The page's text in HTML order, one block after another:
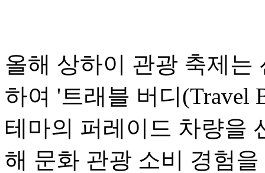
올해 상하이 관광 축제는
하여 '트래블 버디(Travel
테마의 퍼레이드 차량을
해 문화 관광 소비 경험